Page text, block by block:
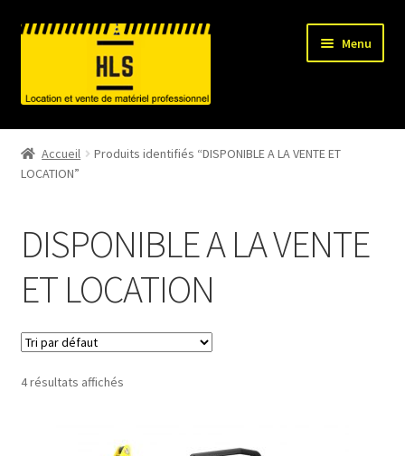
Aller
navigation
Aller
Menu
HLS-ACCUEIL
LOCATION MATERIEL
PARTENAIRES
Accueil
Produits identifiés “DISPONIBLE A LA VENTE ET
LOCATION”
DISPONIBLE A LA VENTE
ET LOCATION
4 résultats affichés